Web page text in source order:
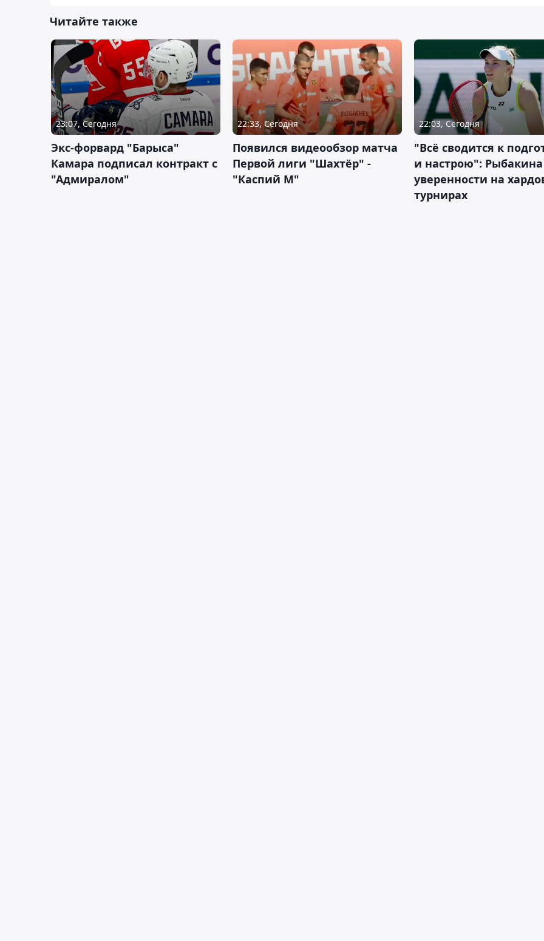
Читайте также
23:07, Сегодня
Экс-форвард "Барыса"
Камара подписал контракт с
"Адмиралом"
22:33, Сегодня
Появился видеообзор матча
Первой лиги "Шахтёр" -
"Каспий М"
22:03, Сегодня
"Всё сводится к
и настрою": Рыбакина
уверенности на
турнирах